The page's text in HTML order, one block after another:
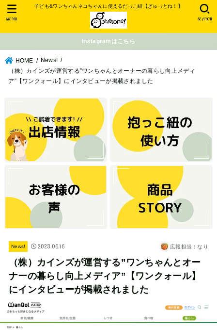
子ども&ワンちゃんネコちゃんに使えるだっこ紐【ぎゅっとね！】
SEARCH
MENU
Instagramはこちら
HOME
News!
（株）カインズが運営する”ワンちゃんとオーナーの暮らし向上メディ
ア”【ワンクォール】にインタビューが掲載されました
News! 2023.06.16 広報担当：なり
（株）カインズが運営する”ワンちゃんとオー
ナーの暮らし向上メディア”【ワンクォール】
にインタビューが掲載されました